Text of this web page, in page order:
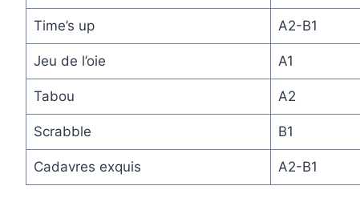
Time’s up A2-B1
Jeu de l’oie A1
Tabou A2
Scrabble B1
Cadavres exquis A2-B1